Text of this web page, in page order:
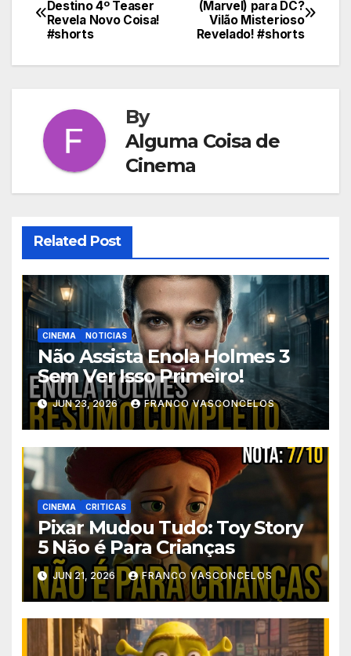
de
Post
(Marvel) para DC?
Vilão Misterioso
Revelado! #shorts
Destino 4º Teaser
Revela Novo Coisa!
#shorts
By
Alguma Coisa de
Cinema
Related Post
CINEMA NOTICIAS
Não Assista Enola Holmes 3
Sem Ver Isso Primeiro!
JUN 23, 2026 FRANCO VASCONCELOS
CINEMA CRITICAS
Pixar Mudou Tudo: Toy Story
5 Não é Para Crianças
JUN 21, 2026 FRANCO VASCONCELOS